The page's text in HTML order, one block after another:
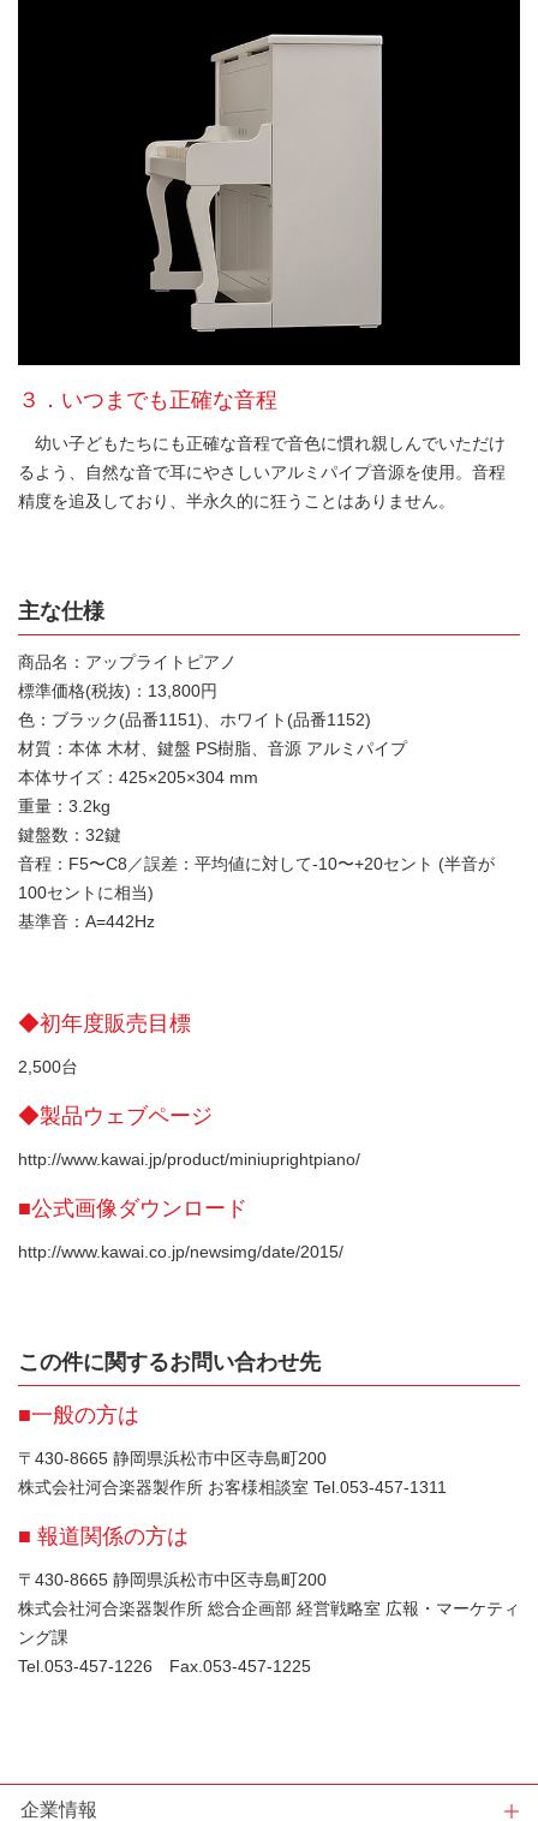
３．いつまでも正確な音程
幼い子どもたちにも正確な音程で音色に慣れ親しんでいただけ
るよう、自然な音で耳にやさしいアルミパイプ音源を使用。音程
精度を追及しており、半永久的に狂うことはありません。
主な仕様
商品名：アップライトピアノ
標準価格(税抜)：13,800円
色：ブラック(品番1151)、ホワイト(品番1152)
材質：本体 木材、鍵盤 PS樹脂、音源 アルミパイプ
本体サイズ：425×205×304 mm
重量：3.2kg
鍵盤数：32鍵
音程：F5〜C8／誤差：平均値に対して-10〜+20セント (半音が
100セントに相当)
基準音：A=442Hz
◆初年度販売目標
2,500台
◆製品ウェブページ
http://www.kawai.jp/product/miniuprightpiano/
■公式画像ダウンロード
http://www.kawai.co.jp/newsimg/date/2015/
この件に関するお問い合わせ先
■一般の方は
〒430-8665 静岡県浜松市中区寺島町200
株式会社河合楽器製作所 お客様相談室 Tel.053-457-1311
■ 報道関係の方は
〒430-8665 静岡県浜松市中区寺島町200
株式会社河合楽器製作所 総合企画部 経営戦略室 広報・マーケティ
ング課
Tel.053-457-1226 Fax.053-457-1225
企業情報